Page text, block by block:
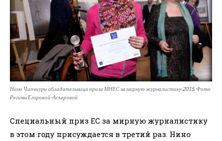
Нино Чипчиури обладательница приза МНЕС за мирную журналистику 2015. Фото
Регины Егоровой-Аскеровой
Специальный приз ЕС за мирную журналистику
в этом году присуждается в третий раз. Нино